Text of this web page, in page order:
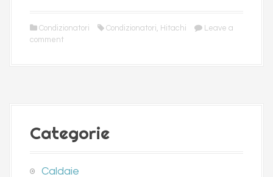
Condizionatori Condizionatori, Hitachi
Leave a
comment
Categorie
Caldaie